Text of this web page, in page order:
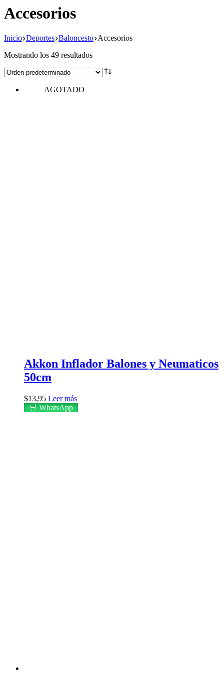
Accesorios
Inicio Deportes Baloncesto Accesorios
Mostrando los 49 resultados
AGOTADO
Akkon Inflador Balones y Neumaticos
50cm
$13,95 Leer más
🛒 WhatsApp